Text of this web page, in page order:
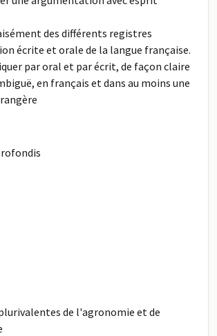
des différents registres
écrite et orale de la langue française.
par oral et par écrit, de façon claire
en français et dans au moins une
de l'agronomie et de